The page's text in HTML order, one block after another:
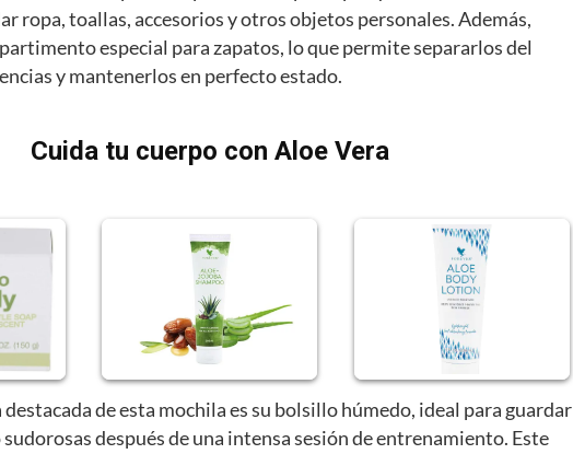
ropa, toallas, accesorios y otros objetos personales. Además,
especial para zapatos, lo que permite separarlos del
y mantenerlos en perfecto estado.
Cuida tu cuerpo con Aloe Vera
de esta mochila es su bolsillo húmedo, ideal para guardar
después de una intensa sesión de entrenamiento. Este